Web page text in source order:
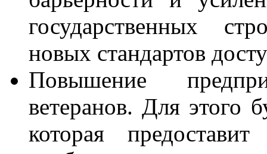
государственных
новых стандартов
Повышение
ветеранов. Для этого
которая